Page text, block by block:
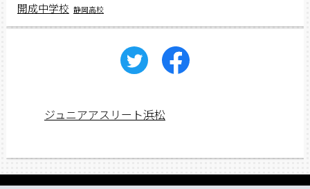
開成中学校 静岡高校
ジュニアアスリート浜松